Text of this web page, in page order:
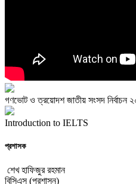
গণভোট ও ত্রয়োদশ জাতীয় সংসদ নির্বাচন
Introduction to IELTS
প্রশাসক
শেখ হাফিজুর রহমান
বিসিএস (প্রশাসন)